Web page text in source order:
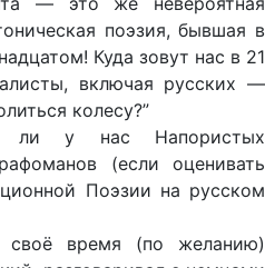
поэзия, бывшая в
Куда зовут нас в 21
включая русских —
колесу?”
ли у нас Напористых
(если оценивать
Поэзии на русском
время (по желанию)